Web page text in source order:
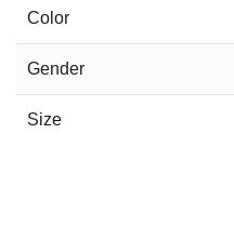
Color
Gender
Size